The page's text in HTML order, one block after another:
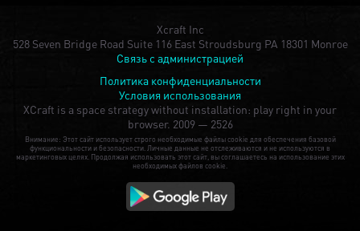
Xcraft Inc
528 Seven Bridge Road Suite 116 East Stroudsburg PA 18301 Monroe
Связь с администрацией
Политика конфиденциальности
Условия использования
XCraft is a space strategy without installation: play right in your
browser. 2009 — 2526
Внимание: Этот сайт использует строго необходимые файлы cookie для обеспечения базовой
функциональности и безопасности. Личные данные не отслеживаются и не используются в
маркетинговых целях. Продолжая использовать этот сайт, вы соглашаетесь на использование этих
необходимых файлов cookie.